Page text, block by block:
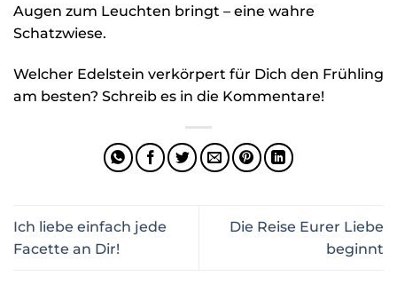
Augen zum Leuchten bringt – eine wahre
Schatzwiese.
Welcher Edelstein verkörpert für Dich den Frühling
am besten? Schreib es in die Kommentare!
Ich liebe einfach jede
Facette an Dir!
Die Reise Eurer Liebe
beginnt